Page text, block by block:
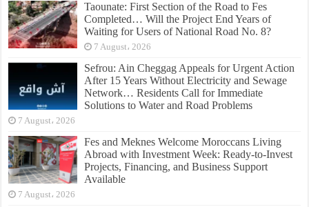
Taounate: First Section of the Road to Fes
Completed… Will the Project End Years of
Waiting for Users of National Road No. 8?
7 August، 2026
Sefrou: Ain Cheggag Appeals for Urgent Action
After 15 Years Without Electricity and Sewage
Network… Residents Call for Immediate
Solutions to Water and Road Problems
7 August، 2026
Fes and Meknes Welcome Moroccans Living
Abroad with Investment Week: Ready-to-Invest
Projects, Financing, and Business Support
Available
7 August، 2026